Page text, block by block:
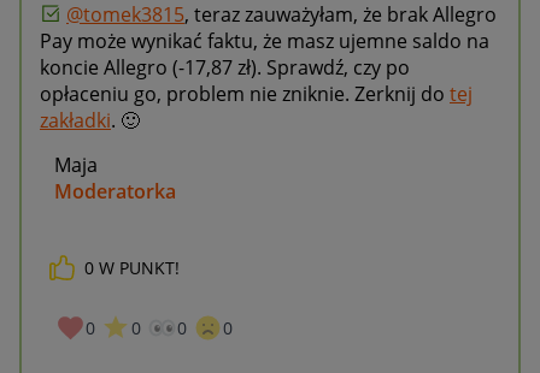
@tomek3815, teraz zauważyłam, że brak Allegro
Pay może wynikać faktu, że masz ujemne saldo na
koncie Allegro (-17,87 zł). Sprawdź, czy po
opłaceniu go, problem nie zniknie. Zerknij do tej
zakładki. 🙂
Maja
Moderatorka
_____________
0 W PUNKT!
0 0 0 0